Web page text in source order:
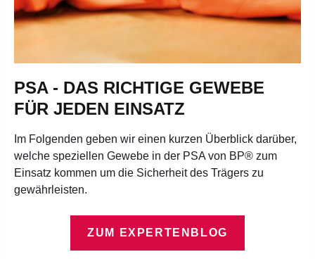
PSA - DAS RICHTIGE GEWEBE
FÜR JEDEN EINSATZ
Im Folgenden geben wir einen kurzen Überblick darüber,
welche speziellen Gewebe in der PSA von BP® zum
Einsatz kommen um die Sicherheit des Trägers zu
gewährleisten.
ZUM EXPERTENBLOG